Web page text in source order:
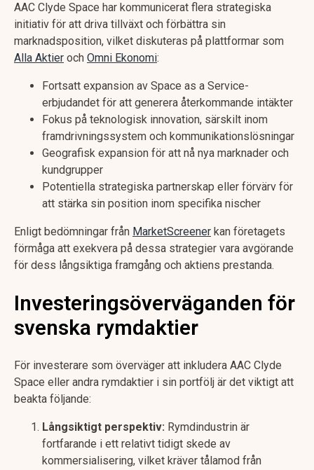
AAC Clyde Space har kommunicerat flera strategiska
initiativ för att driva tillväxt och förbättra sin
marknadsposition, vilket diskuteras på plattformar som
Alla Aktier och Omni Ekonomi:
Fortsatt expansion av Space as a Service-
erbjudandet för att generera återkommande intäkter
Fokus på teknologisk innovation, särskilt inom
framdrivningssystem och kommunikationslösningar
Geografisk expansion för att nå nya marknader och
kundgrupper
Potentiella strategiska partnerskap eller förvärv för
att stärka sin position inom specifika nischer
Enligt bedömningar från MarketScreener kan företagets
förmåga att exekvera på dessa strategier vara avgörande
för dess långsiktiga framgång och aktiens prestanda.
Investeringsöverväganden för
svenska rymdaktier
För investerare som överväger att inkludera AAC Clyde
Space eller andra rymdaktier i sin portfölj är det viktigt att
beakta följande:
Långsiktigt perspektiv: Rymdindustrin är
fortfarande i ett relativt tidigt skede av
kommersialisering, vilket kräver tålamod från